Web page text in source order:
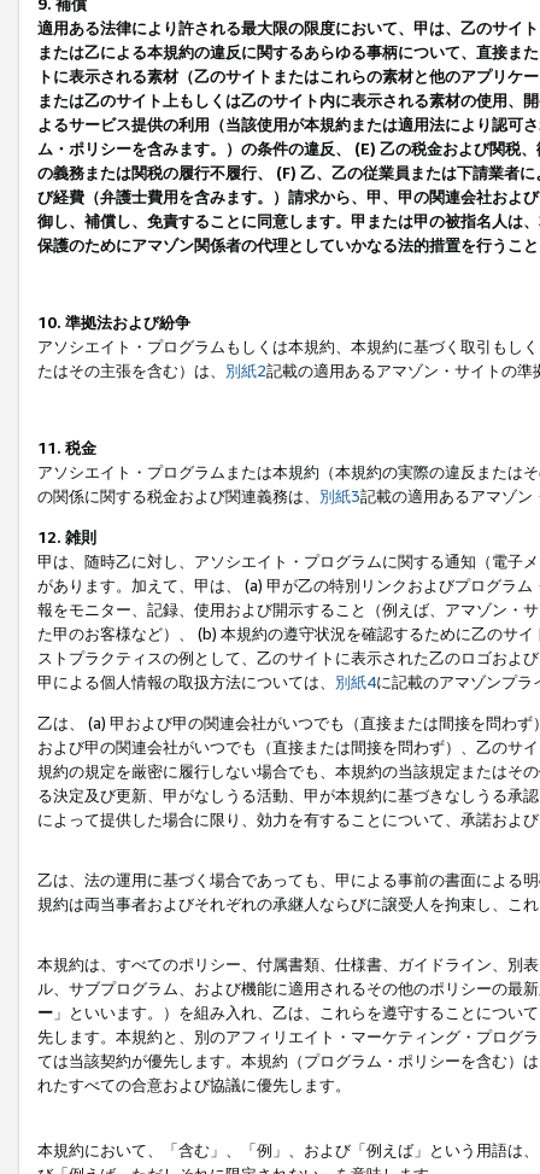
9. 補償
適用ある法律により許される最大限の限度において、甲は、乙のサイ
または乙による本規約の違反に関するあらゆる事柄について、直接ま
トに表示される素材（乙のサイトまたはこれらの素材と他のアプリ
または乙のサイト上もしくは乙のサイト内に表示される素材の使用、
よるサービス提供の利用（当該使用が本規約または適用法により認可
ム・ポリシーを含みます。）の条件の違反、 (E) 乙の税金および関税
の義務または関税の履行不履行、 (F) 乙、乙の従業員または下請業者
び経費（弁護士費用を含みます。）請求から、甲、甲の関連会社およ
御し、補償し、免責することに同意します。甲または甲の被指名人は
保護のためにアマゾン関係者の代理としていかなる法的措置を行うこ
10. 準拠法および紛争
アソシエイト・プログラムもしくは本規約、本規約に基づく取引もし
たはその主張を含む）は、 別紙2記載の適用あるアマゾン・サイトの
11. 税金
アソシエイト・プログラムまたは本規約（本規約の実際の違反または
の関係に関する税金および関連義務は、 別紙3記載の適用あるアマゾン
12. 雑則
甲は、随時乙に対し、アソシエイト・プログラムに関する通知（電子
があります。加えて、甲は、 (a) 甲が乙の特別リンクおよびプログラ
報をモニター、記録、使用および開示すること（例えば、アマゾン・
た甲のお客様など）、 (b) 本規約の遵守状況を確認するために乙のサ
ストプラクティスの例として、乙のサイトに表示された乙のロゴおよ
甲による個人情報の取扱方法については、 別紙4に記載のアマゾンプ
乙は、 (a) 甲および甲の関連会社がいつでも（直接または間接を問わ
および甲の関連会社がいつでも（直接または間接を問わず）、乙のサ
規約の規定を厳密に履行しない場合でも、本規約の当該規定またはそ
る決定及び更新、甲がなしうる活動、甲が本規約に基づきなしうる承
によって提供した場合に限り、効力を有することについて、承諾およ
乙は、法の運用に基づく場合であっても、甲による事前の書面による
規約は両当事者およびそれぞれの承継人ならびに譲受人を拘束し、こ
本規約は、すべてのポリシー、付属書類、仕様書、ガイドライン、別
ル、サブプログラム、および機能に適用されるその他のポリシーの最
ー 」といいます。）を組み入れ、乙は、これらを遵守することにつ
先します。本規約と、別のアフィリエイト・マーケティング・プログ
ては当該契約が優先します。本規約（プログラム・ポリシーを含む）
れたすべての合意および協議に優先します。
本規約において、「含む」、「例」、および「例えば」という用語は